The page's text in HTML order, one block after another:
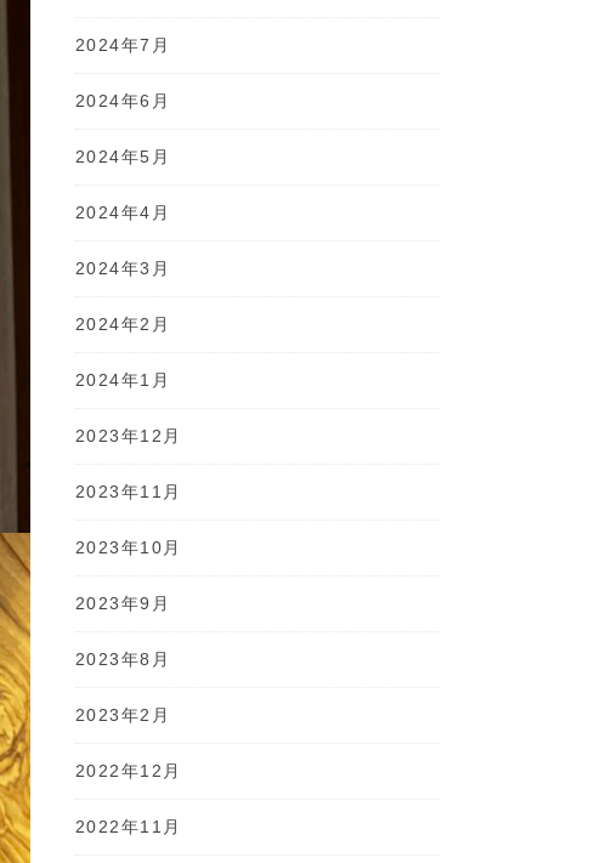
2024年7月
2024年6月
2024年5月
2024年4月
2024年3月
2024年2月
2024年1月
2023年12月
2023年11月
2023年10月
2023年9月
2023年8月
2023年2月
2022年12月
2022年11月